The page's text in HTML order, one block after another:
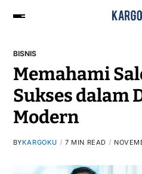
BISNIS
Memahami
Sukses dalam
Modern
BYKARGOKU 7 MIN READ